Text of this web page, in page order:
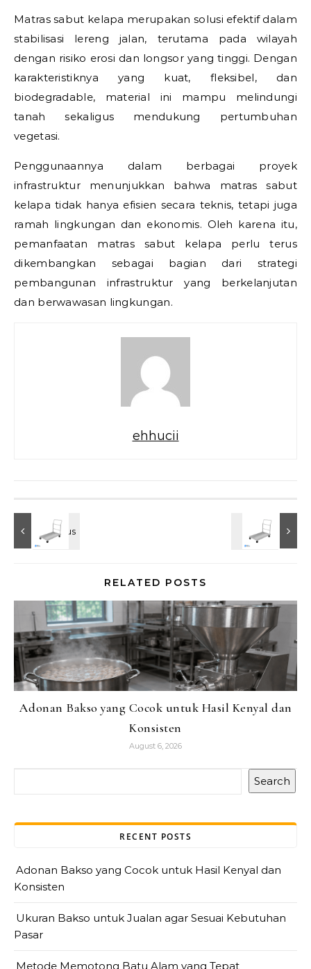
Matras sabut kelapa merupakan solusi efektif dalam
stabilisasi lereng jalan, terutama pada wilayah
dengan risiko erosi dan longsor yang tinggi. Dengan
karakteristiknya yang kuat, fleksibel, dan
biodegradable, material ini mampu melindungi
tanah sekaligus mendukung pertumbuhan
vegetasi.
Penggunaannya dalam berbagai proyek
infrastruktur menunjukkan bahwa matras sabut
kelapa tidak hanya efisien secara teknis, tetapi juga
ramah lingkungan dan ekonomis. Oleh karena itu,
pemanfaatan matras sabut kelapa perlu terus
dikembangkan sebagai bagian dari strategi
pembangunan infrastruktur yang berkelanjutan
dan berwawasan lingkungan.
ehhucii
RELATED POSTS
Adonan Bakso yang Cocok untuk Hasil Kenyal dan
Konsisten
August 6, 2026
Search
RECENT POSTS
Adonan Bakso yang Cocok untuk Hasil Kenyal dan
Konsisten
Ukuran Bakso untuk Jualan agar Sesuai Kebutuhan
Pasar
Metode Memotong Batu Alam yang Tepat